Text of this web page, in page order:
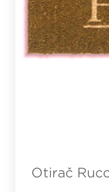
Otirač